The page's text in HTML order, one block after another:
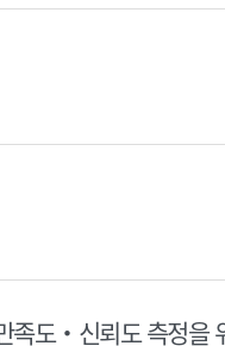
족도‧신뢰도 측정을